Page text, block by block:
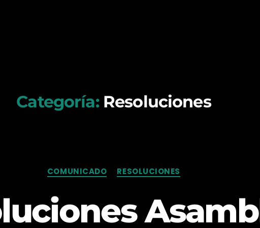
Categoría: Resoluciones
Categorías
COMUNICADO RESOLUCIONES